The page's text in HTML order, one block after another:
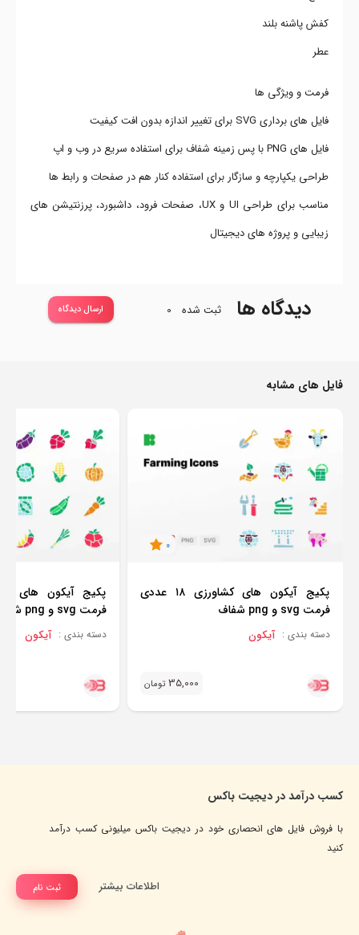
کفش پاشنه بلند
عطر
فرمت و ویژگی ها
فایل های برداری SVG برای تغییر اندازه بدون افت کیفیت
فایل های PNG با پس زمینه شفاف برای استفاده سریع در وب و اپ
طراحی یکپارچه و سازگار برای استفاده کنار هم در صفحات و رابط ها
مناسب برای طراحی UI و UX، صفحات فرود، داشبورد، پرزنتیشن های
زیبایی و پروژه های دیجیتال
دیدگاه ها ثبت شده 0 ارسال دیدگاه
فایل های مشابه
0
پکیج آیکون های کشاورزی ۱۸ عددی
فرمت svg و png شفاف
دسته بندی : آیکون
35,000 تومان
فرمت svg و png شفاف
دسته بندی : آیکون
کسب درآمد در دیجیت باکس
با فروش فایل های انحصاری خود در دیجیت باکس میلیونی کسب درآمد
کنید
ثبت نام اطلاعات بیشتر